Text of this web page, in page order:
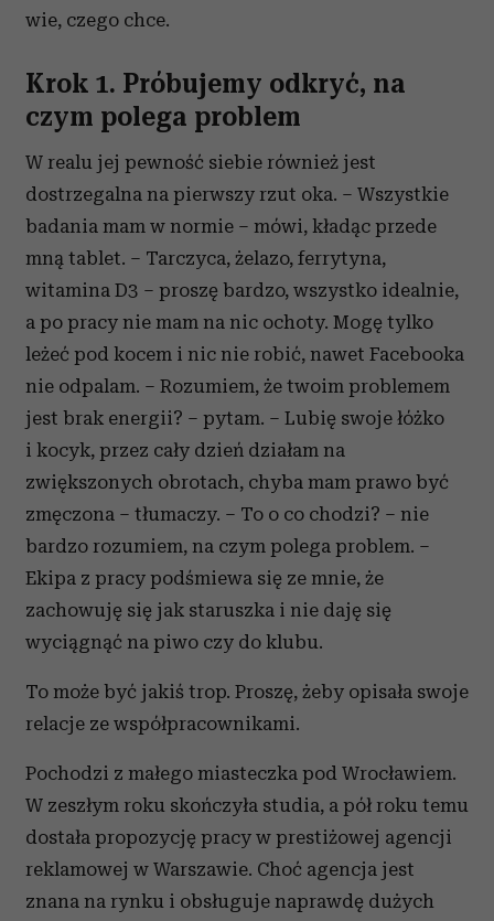
wie, czego chce.
Krok 1. Próbujemy odkryć, na
czym polega problem
W realu jej pewność siebie również jest
dostrzegalna na pierwszy rzut oka. – Wszystkie
badania mam w normie – mówi, kładąc przede
mną tablet. – Tarczyca, żelazo, ferrytyna,
witamina D3 – proszę bardzo, wszystko idealnie,
a po pracy nie mam na nic ochoty. Mogę tylko
leżeć pod kocem i nic nie robić, nawet Facebooka
nie odpalam. – Rozumiem, że twoim problemem
jest brak energii? – pytam. – Lubię swoje łóżko
i kocyk, przez cały dzień działam na
zwiększonych obrotach, chyba mam prawo być
zmęczona – tłumaczy. – To o co chodzi? – nie
bardzo rozumiem, na czym polega problem. –
Ekipa z pracy podśmiewa się ze mnie, że
zachowuję się jak staruszka i nie daję się
wyciągnąć na piwo czy do klubu.
To może być jakiś trop. Proszę, żeby opisała swoje
relacje ze współpracownikami.
Pochodzi z małego miasteczka pod Wrocławiem.
W zeszłym roku skończyła studia, a pół roku temu
dostała propozycję pracy w prestiżowej agencji
reklamowej w Warszawie. Choć agencja jest
znana na rynku i obsługuje naprawdę dużych